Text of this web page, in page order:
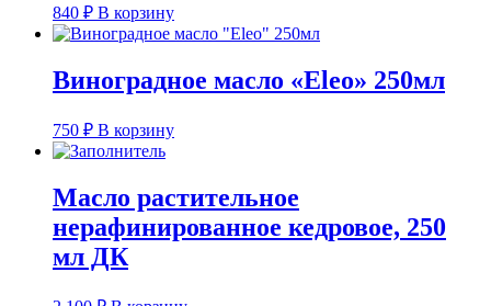
840 ₽ В корзину
Виноградное масло «Eleo» 250мл
750 ₽ В корзину
Масло растительное
нерафинированное кедровое, 250
мл ДК